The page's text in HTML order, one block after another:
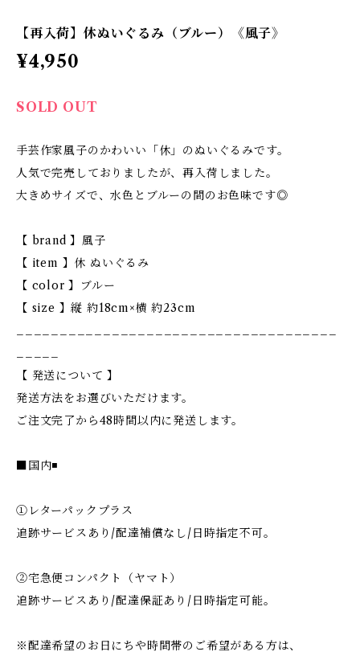
【再入荷】休ぬいぐるみ（ブルー）《風子》
¥4,950
SOLD OUT
手芸作家風子のかわいい「休」のぬいぐるみです。
人気で完売しておりましたが、再入荷しました。
大きめサイズで、水色とブルーの間のお色味です◎
【 brand 】風子
【 item 】休 ぬいぐるみ
【 color 】ブルー
【 size 】縦 約18cm×横 約23cm
【 発送について 】
発送方法をお選びいただけます。
ご注文完了から48時間以内に発送します。
■国内◾️
①レターパックプラス
追跡サービスあり/配達補償なし/日時指定不可。
②宅急便コンパクト（ヤマト）
追跡サービスあり/配達保証あり/日時指定可能。
※配達希望のお日にちや時間帯のご希望がある方は、